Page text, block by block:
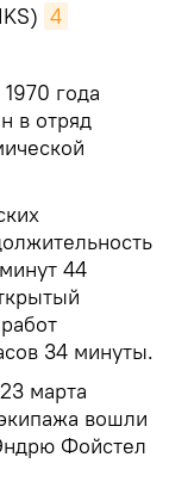
4
года
в отряд
44
34 минуты.
марта
вошли
Фойстел